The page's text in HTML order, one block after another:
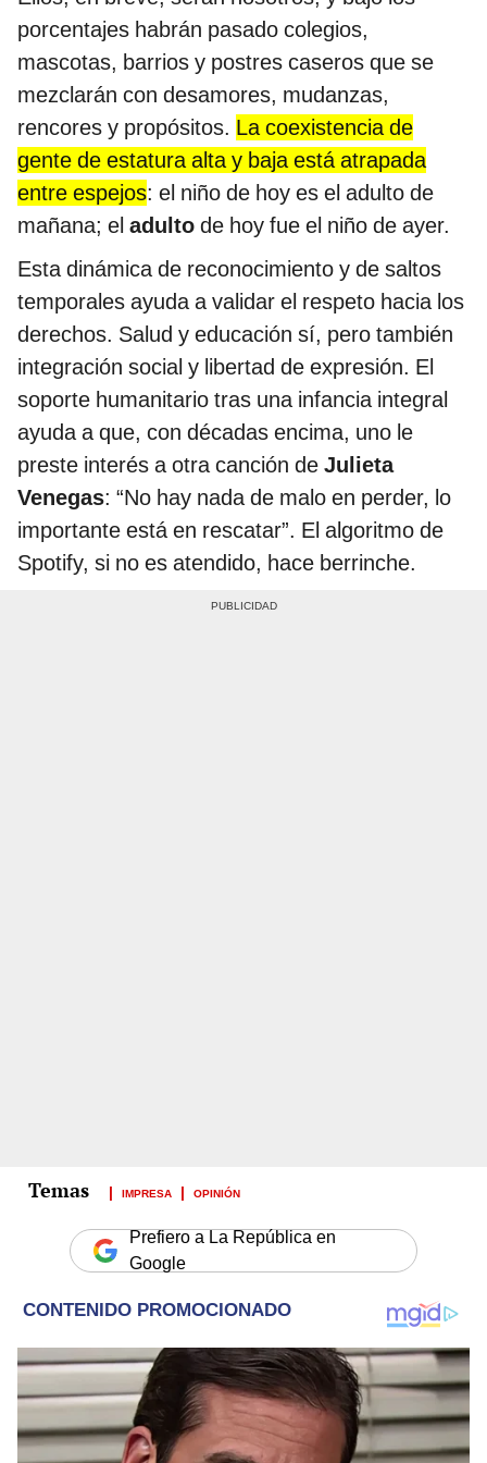
porcentajes habrán pasado colegios,
mascotas, barrios y postres caseros que se
mezclarán con desamores, mudanzas,
rencores y propósitos. La coexistencia de
gente de estatura alta y baja está atrapada
entre espejos: el niño de hoy es el adulto de
mañana; el adulto de hoy fue el niño de ayer.
Esta dinámica de reconocimiento y de saltos
temporales ayuda a validar el respeto hacia los
derechos. Salud y educación sí, pero también
integración social y libertad de expresión. El
soporte humanitario tras una infancia integral
ayuda a que, con décadas encima, uno le
preste interés a otra canción de Julieta
Venegas: “No hay nada de malo en perder, lo
importante está en rescatar”. El algoritmo de
Spotify, si no es atendido, hace berrinche.
IMPRESA OPINIÓN
Prefiero a La República en
Google